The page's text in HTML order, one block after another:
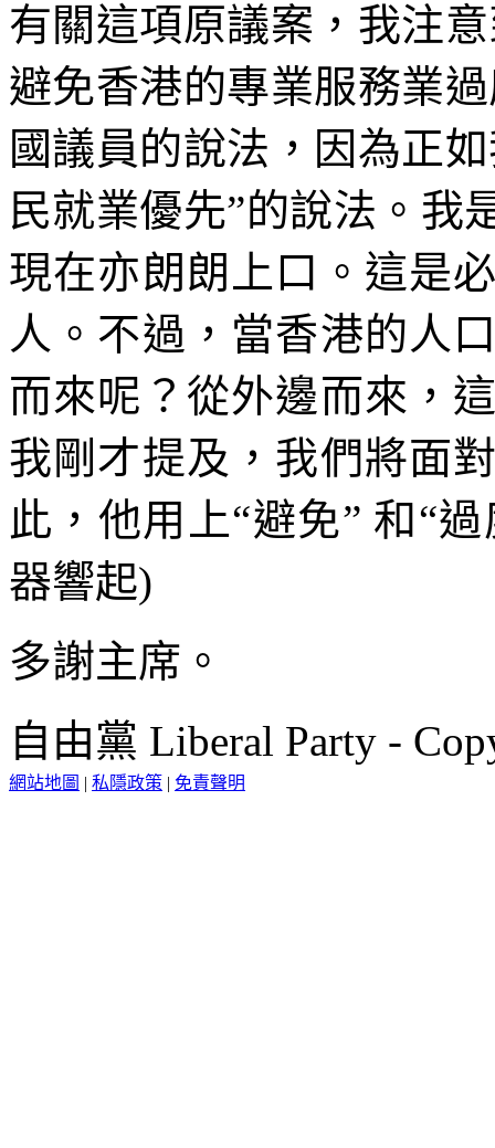
有關這項原議案，我注
避免香港的專業服務業
國議員的說法，因為正
民就業優先”的說法。我
現在亦朗朗上口。這是
人。不過，當香港的人
而來呢？從外邊而來，
我剛才提及，我們將面
此，他用上“避免” 和“
器響起)
多謝主席。
自由黨 Liberal Party -
網站地圖 | 私隱政策 | 免責聲明